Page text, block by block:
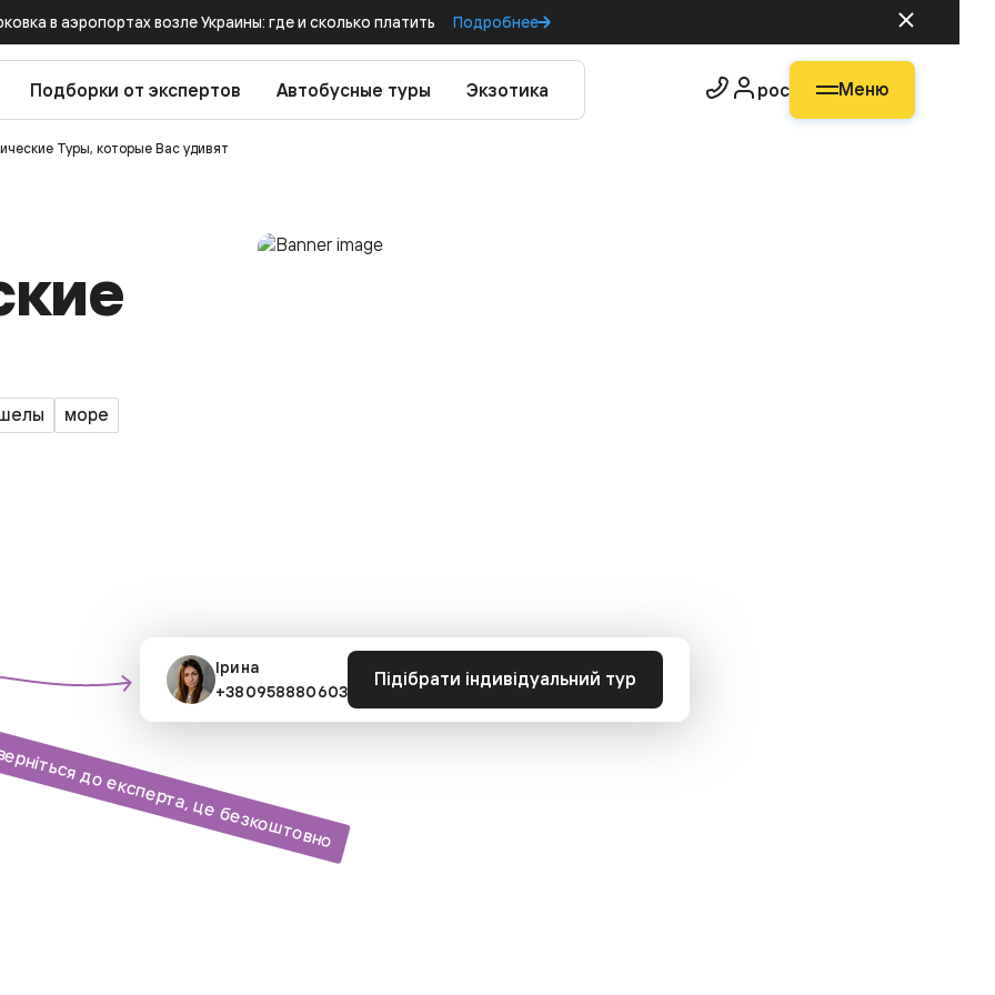
в аэропортах возле Украины: где и сколько платить Подробнее
Подборки от экспертов Автобусные туры Экзотика рос Меню
Туры, которые Вас удивят
море
Ірина
+380958880603
Підібрати індивідуальний тур
до експерта, це безкоштовно